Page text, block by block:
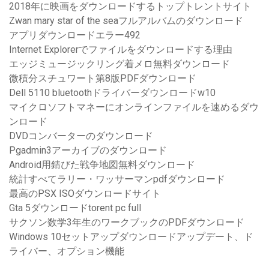
2018年に映画をダウンロードするトップトレントサイト
Zwan mary star of the seaフルアルバムのダウンロード
アプリダウンロードエラー492
Internet Explorerでファイルをダウンロードする理由
エッジミュージックリング着メロ無料ダウンロード
微積分スチュワート第8版PDFダウンロード
Dell 5110 bluetoothドライバーダウンロードw10
マイクロソフトマネーにオンラインファイルを速めるダウ
ンロード
DVDコンバーターのダウンロード
Pgadmin3アーカイブのダウンロード
Android用錆びた戦争地図無料ダウンロード
統計すべてラリー・ワッサーマンpdfダウンロード
最高のPSX ISOダウンロードサイト
Gta 5ダウンロードtorent pc full
サクソン数学3年生のワークブックのPDFダウンロード
Windows 10セットアップダウンロードアップデート、ド
ライバー、オプション機能